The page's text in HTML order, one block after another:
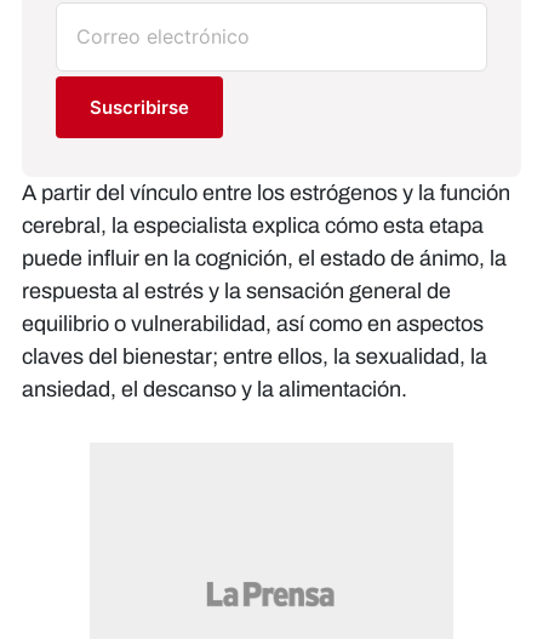
Suscribirse
A partir del vínculo entre los estrógenos y la función
cerebral, la especialista explica cómo esta etapa
puede influir en la cognición, el estado de ánimo, la
respuesta al estrés y la sensación general de
equilibrio o vulnerabilidad, así como en aspectos
claves del bienestar; entre ellos, la sexualidad, la
ansiedad, el descanso y la alimentación.